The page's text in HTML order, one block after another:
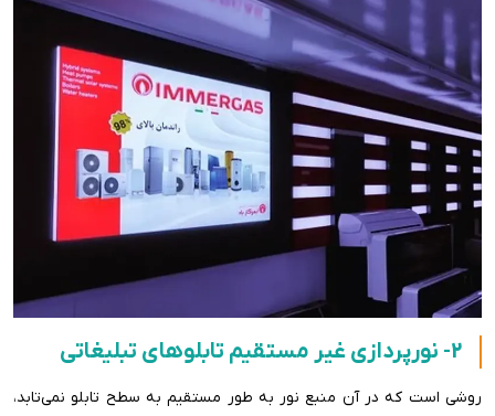
2- نورپردازی غیر مستقیم تابلوهای تبلیغاتی
روشی است که در آن منبع نور به طور مستقیم به سطح تابلو نمی‌تابد،